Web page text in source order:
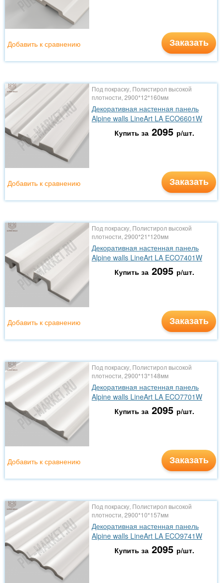
Заказать
Добавить к сравнению
Под покраску, Полистирол высокой
плотности, 2900*12*160мм
Декоративная настенная панель
Alpine walls LineArt LA ECO6601W
Купить за 2095 р/шт.
Заказать
Добавить к сравнению
Под покраску, Полистирол высокой
плотности, 2900*21*120мм
Декоративная настенная панель
Alpine walls LineArt LA ECO7401W
Купить за 2095 р/шт.
Заказать
Добавить к сравнению
Под покраску, Полистирол высокой
плотности, 2900*13*148мм
Декоративная настенная панель
Alpine walls LineArt LA ECO7701W
Купить за 2095 р/шт.
Заказать
Добавить к сравнению
Под покраску, Полистирол высокой
плотности, 2900*10*157мм
Декоративная настенная панель
Alpine walls LineArt LA ECO9741W
Купить за 2095 р/шт.